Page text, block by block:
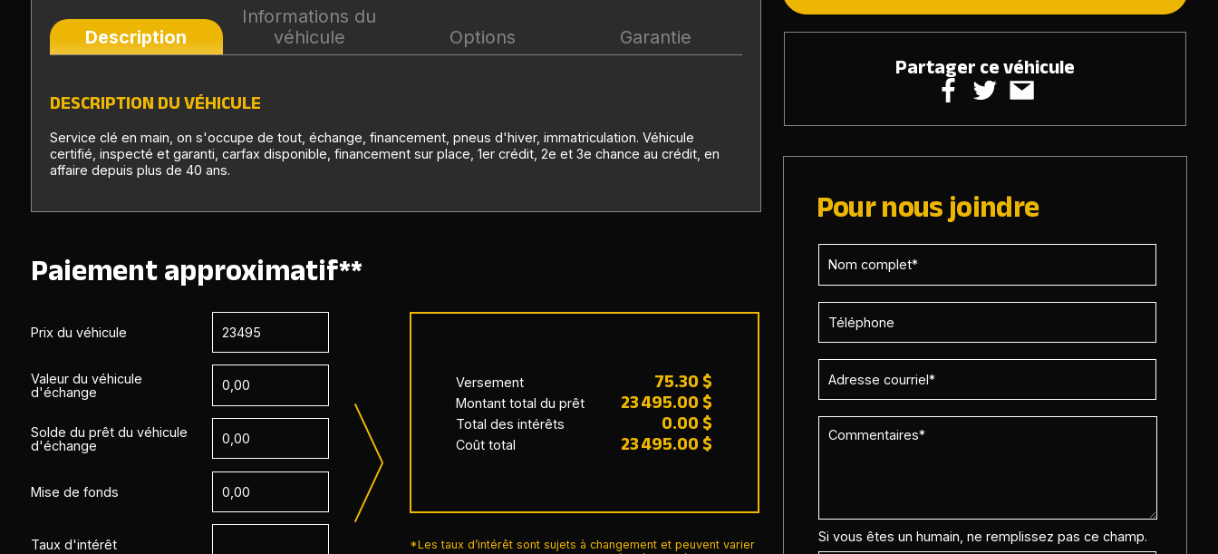
Description
Informations du
véhicule
Options Garantie
DESCRIPTION DU VÉHICULE
Service clé en main, on s'occupe de tout, échange, financement, pneus d'hiver, immatriculation. Véhicule
certifié, inspecté et garanti, carfax disponible, financement sur place, 1er crédit, 2e et 3e chance au crédit, en
affaire depuis plus de 40 ans.
Paiement approximatif**
Prix du véhicule
Valeur du véhicule
d'échange
Solde du prêt du véhicule
d'échange
Mise de fonds
Taux d'intérêt
Versement 75.30 $
Montant total du prêt 23 495.00 $
Total des intérêts 0.00 $
Coût total 23 495.00 $
Partager ce véhicule
Pour nous joindre
Si vous êtes un humain, ne remplissez pas ce champ.